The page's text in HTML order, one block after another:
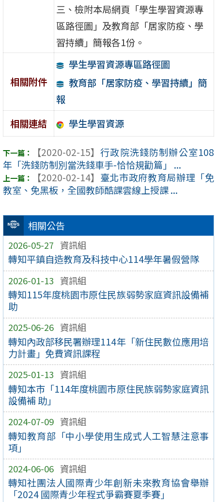
相關公告
2026-05-27 資訊組
轉知平鎮自造教育及科技中心114學年暑假營隊
2026-01-13 資訊組
轉知115年度桃園市原住民族弱勢家庭資訊設備補
助
2025-06-26 資訊組
轉知內政部移民署辦理114年「新住民數位應用培
力計畫」免費資訊課程
2025-01-13 資訊組
轉知本市「114年度桃園市原住民族弱勢家庭資訊
設備補 助」
2024-07-09 資訊組
轉知教育部「中小學使用生成式人工智慧注意事
項」
2024-06-06 資訊組
轉知社團法人國際青少年創新未來教育協會舉辦
「2024 國際青少年程式爭霸賽夏季賽」
三、檢附本局網頁「學生學習資源專
區路徑圖」及教育部「居家防疫、學
習持續」簡報各1份。
相關附件
學生學習資源專區路徑圖
教育部「居家防疫、學習持續」簡
報
相關連結
學生學習資源
【2020-02-15】 行政院洗錢防制辦公室108
年「洗錢防制別當洗錢車手-恰恰規勸篇」 ...
【2020-02-14】 臺北市政府教育局辦理「免
教室、免黑板，全國教師酷課雲線上授課 ...